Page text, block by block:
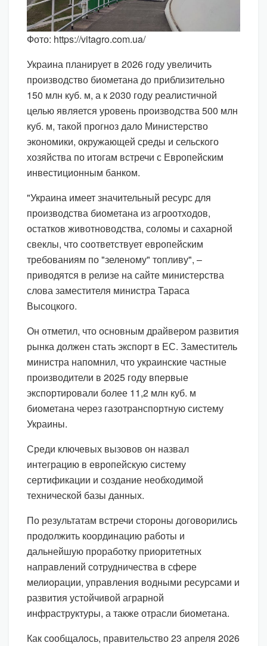
Фото: https://vitagro.com.ua/
Украина планирует в 2026 году увеличить
производство биометана до приблизительно
150 млн куб. м, а к 2030 году реалистичной
целью является уровень производства 500 млн
куб. м, такой прогноз дало Министерство
экономики, окружающей среды и сельского
хозяйства по итогам встречи с Европейским
инвестиционным банком.
"Украина имеет значительный ресурс для
производства биометана из агроотходов,
остатков животноводства, соломы и сахарной
свеклы, что соответствует европейским
требованиям по "зеленому" топливу", –
приводятся в релизе на сайте министерства
слова заместителя министра Тараса
Высоцкого.
Он отметил, что основным драйвером развития
рынка должен стать экспорт в ЕС. Заместитель
министра напомнил, что украинские частные
производители в 2025 году впервые
экспортировали более 11,2 млн куб. м
биометана через газотранспортную систему
Украины.
Среди ключевых вызовов он назвал
интеграцию в европейскую систему
сертификации и создание необходимой
технической базы данных.
По результатам встречи стороны договорились
продолжить координацию работы и
дальнейшую проработку приоритетных
направлений сотрудничества в сфере
мелиорации, управления водными ресурсами и
развития устойчивой аграрной
инфраструктуры, а также отрасли биометана.
Как сообщалось, правительство 23 апреля 2026